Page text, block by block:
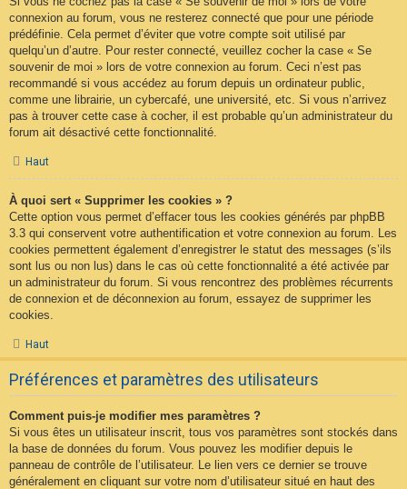
connexion au forum, vous ne resterez connecté que pour une période
prédéfinie. Cela permet d’éviter que votre compte soit utilisé par
quelqu’un d’autre. Pour rester connecté, veuillez cocher la case « Se
souvenir de moi » lors de votre connexion au forum. Ceci n’est pas
recommandé si vous accédez au forum depuis un ordinateur public,
comme une librairie, un cybercafé, une université, etc. Si vous n’arrivez
pas à trouver cette case à cocher, il est probable qu’un administrateur du
forum ait désactivé cette fonctionnalité.
Haut
À quoi sert « Supprimer les cookies » ?
Cette option vous permet d’effacer tous les cookies générés par phpBB
3.3 qui conservent votre authentification et votre connexion au forum. Les
cookies permettent également d’enregistrer le statut des messages (s’ils
sont lus ou non lus) dans le cas où cette fonctionnalité a été activée par
un administrateur du forum. Si vous rencontrez des problèmes récurrents
de connexion et de déconnexion au forum, essayez de supprimer les
cookies.
Haut
Préférences et paramètres des utilisateurs
Comment puis-je modifier mes paramètres ?
Si vous êtes un utilisateur inscrit, tous vos paramètres sont stockés dans
la base de données du forum. Vous pouvez les modifier depuis le
panneau de contrôle de l’utilisateur. Le lien vers ce dernier se trouve
généralement en cliquant sur votre nom d’utilisateur situé en haut des